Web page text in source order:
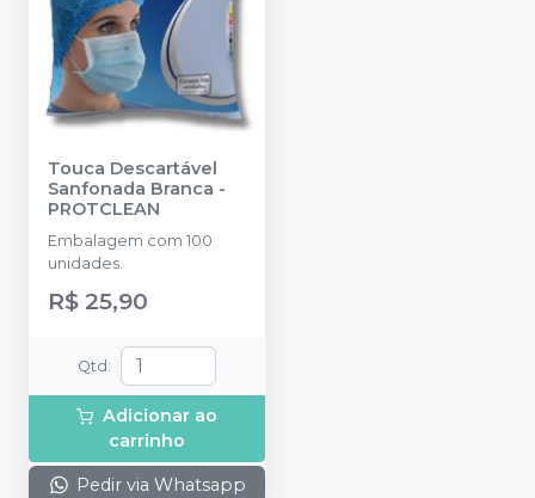
Touca Descartável
Sanfonada Branca -
PROTCLEAN
Embalagem com 100
unidades.
R$ 25,90
Qtd :
Adicionar ao
carrinho
Pedir via Whatsapp